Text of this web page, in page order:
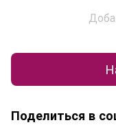
Поделиться в